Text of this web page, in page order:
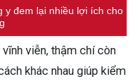
y đem lại nhiều lợi ích cho
viễn, thậm chí còn
khác nhau giúp kiểm